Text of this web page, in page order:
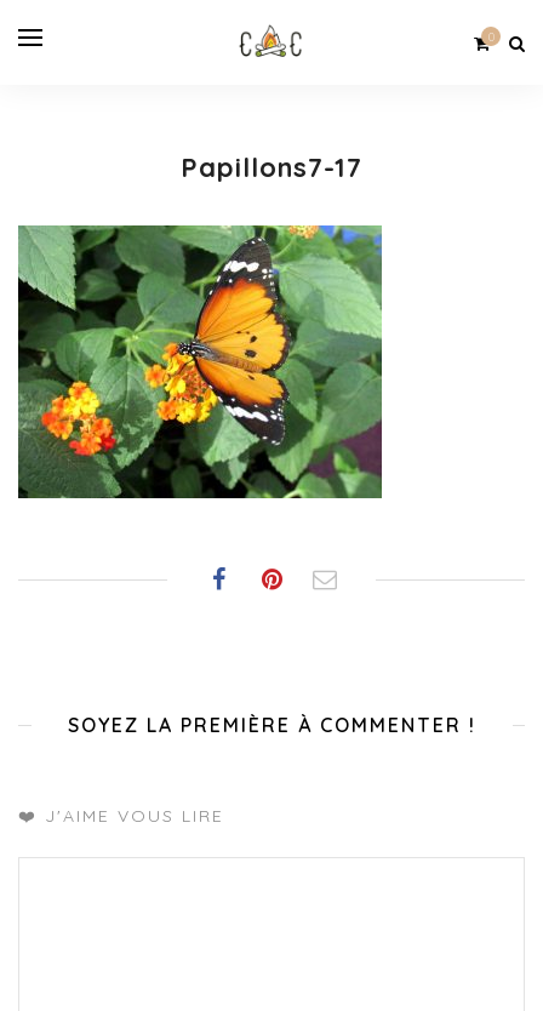
0
Papillons7-17
SOYEZ LA PREMIÈRE À COMMENTER !
❤️ J'AIME VOUS LIRE